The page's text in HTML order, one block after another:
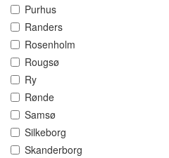
Purhus
Randers
Rosenholm
Rougsø
Ry
Rønde
Samsø
Silkeborg
Skanderborg